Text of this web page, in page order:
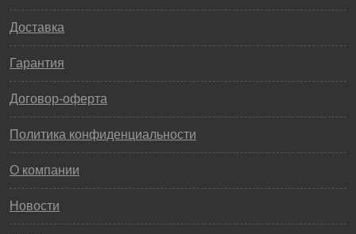
Доставка
Гарантия
Договор-оферта
Политика конфиденциальности
О компании
Новости